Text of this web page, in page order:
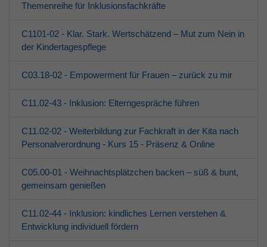
Themenreihe für Inklusionsfachkräfte
C1101-02 - Klar. Stark. Wertschätzend – Mut zum Nein in
der Kindertagespflege
C03.18-02 - Empowerment für Frauen – zurück zu mir
C11.02-43 - Inklusion: Elterngespräche führen
C11.02-02 - Weiterbildung zur Fachkraft in der Kita nach
Personalverordnung - Kurs 15 - Präsenz & Online
C05.00-01 - Weihnachtsplätzchen backen – süß & bunt,
gemeinsam genießen
C11.02-44 - Inklusion: kindliches Lernen verstehen &
Entwicklung individuell fördern